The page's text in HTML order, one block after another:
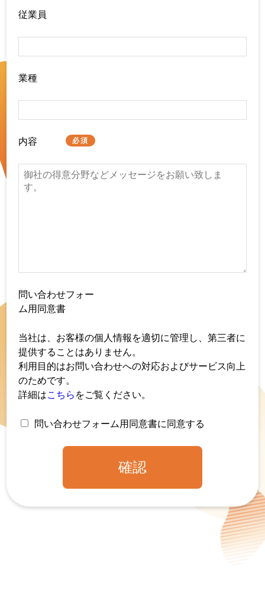
従業員
業種
内容 必須
問い合わせフォー
ム用同意書
当社は、お客様の個人情報を適切に管理し、第三者に
提供することはありません。
利用目的はお問い合わせへの対応およびサービス向上
のためです。
詳細はこちら をご覧ください。
問い合わせフォーム用同意書に同意する